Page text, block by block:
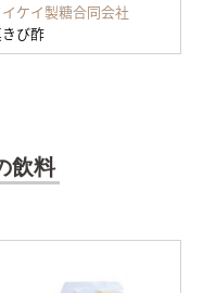
ケイ製糖合同会社
び酢
飲料